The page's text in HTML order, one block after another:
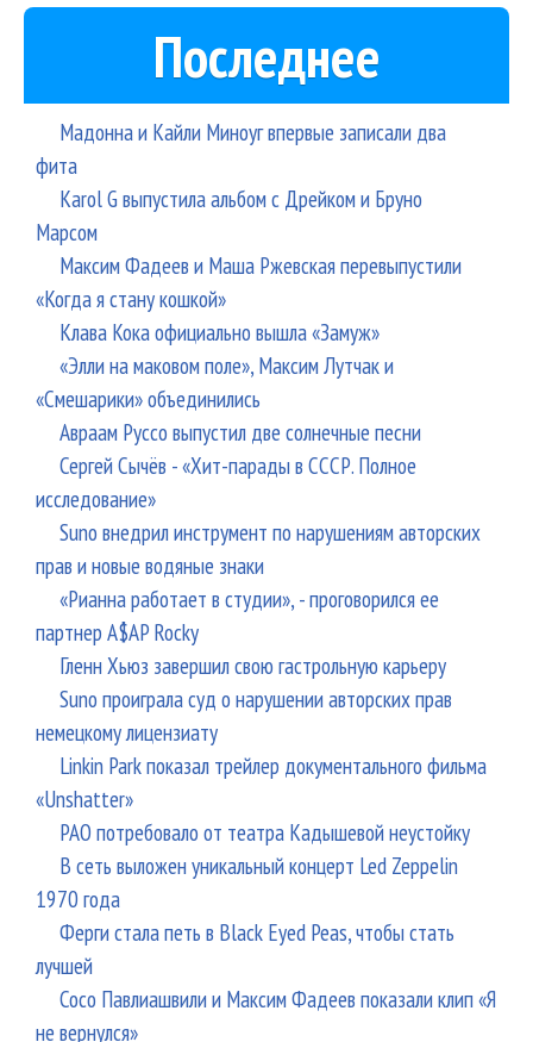
Последнее
Мадонна и Кайли Миноуг впервые записали два
фита
Karol G выпустила альбом с Дрейком и Бруно
Марсом
Максим Фадеев и Маша Ржевская перевыпустили
«Когда я стану кошкой»
Клава Кока официально вышла «Замуж»
«Элли на маковом поле», Максим Лутчак и
«Смешарики» объединились
Авраам Руссо выпустил две солнечные песни
Сергей Сычёв - «Хит-парады в СССР. Полное
исследование»
Suno внедрил инструмент по нарушениям авторских
прав и новые водяные знаки
«Рианна работает в студии», - проговорился ее
партнер A$AP Rocky
Гленн Хьюз завершил свою гастрольную карьеру
Suno проиграла суд о нарушении авторских прав
немецкому лицензиату
Linkin Park показал трейлер документального фильма
«Unshatter»
РАО потребовало от театра Кадышевой неустойку
В сеть выложен уникальный концерт Led Zeppelin
1970 года
Ферги стала петь в Black Eyed Peas, чтобы стать
лучшей
Сосо Павлиашвили и Максим Фадеев показали клип «Я
не вернулся»